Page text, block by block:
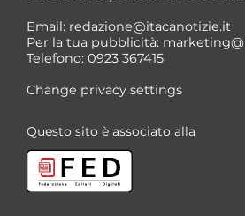
Email: redazione@itacanotizie.it
Per la tua pubblicità:
Telefono: 0923 367415
Change privacy settings
Questo sito è associato alla